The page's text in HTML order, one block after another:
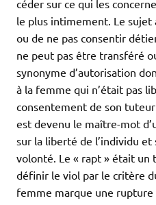
céder sur ce qui les
le plus intimement. Le
ou de ne pas consentir
ne peut pas être transféré
synonyme d’autorisation
à la femme qui n’était pas
consentement de son
est devenu le maître-mot
sur la liberté de l’individu
volonté. Le « rapt » était un
définir le viol par le critère
femme marque une